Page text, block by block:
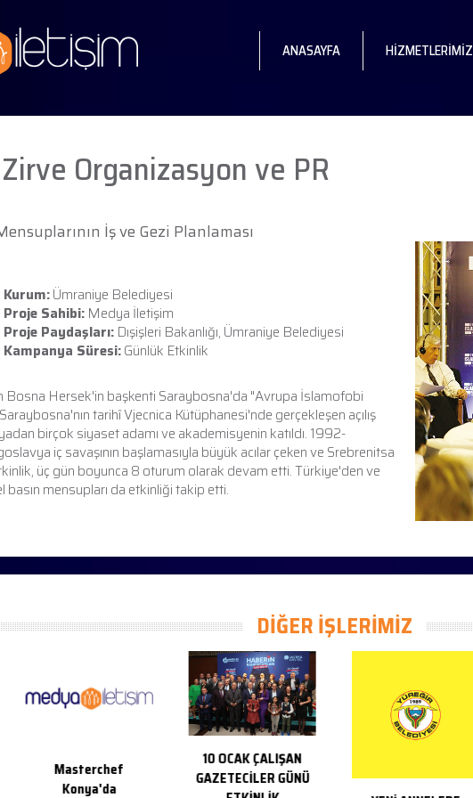
ANASAYFA HİZMETLERİMİZ
Organizasyon ve PR
İş ve Gezi Planlaması
Kurum:Ümraniye Belediyesi
Proje Sahibi:Medya İletişim
Proje Paydaşları:Dışişleri Bakanlığı, Ümraniye Belediyesi
Kampanya Süresi:Günlük Etkinlik
Bosna Hersek'in başkenti Saraybosna'da "Avrupa İslamofobi
tarihî Vjecnica Kütüphanesi'nde gerçekleşen açılış
birçok siyaset adamı ve akademisyenin katıldı. 1992-
iç savaşının başlamasıyla büyük acılar çeken ve Srebrenitsa
üç gün boyunca 8 oturum olarak devam etti. Türkiye'den ve
mensupları da etkinliği takip etti.
DİĞER İŞLERİMİZ
Masterchef
Konya'da
10 OCAK ÇALIŞAN
GAZETECİLER GÜNÜ